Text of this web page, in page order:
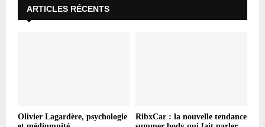
ARTICLES RÉCENTS
Olivier Lagardère, psychologie
RibxCar : la nouvelle tendance